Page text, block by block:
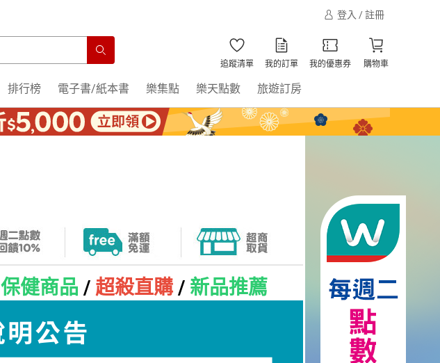
登入 / 註冊
追蹤清單 我的訂單 我的優惠券 購物車
排行榜 電子書/紙本書 樂集點 樂天點數 旅遊訂房
保健商品 / 超殺直購 / 新品推薦